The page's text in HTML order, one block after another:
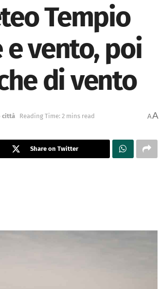
Tempio
e vento, poi
di vento
città Reading Time: 2 mins read AA
Share on Twitter